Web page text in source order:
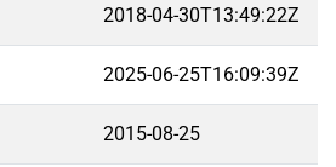
2018-04-30T13:49:22Z
2025-06-25T16:09:39Z
2015-08-25